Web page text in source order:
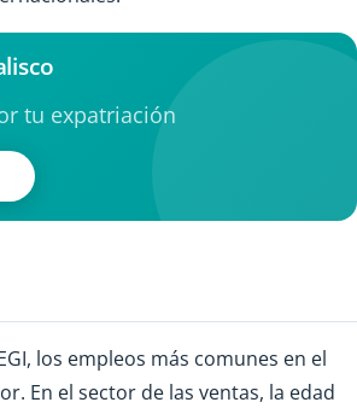
tu expatriación
los empleos más comunes en el
En el sector de las ventas, la edad